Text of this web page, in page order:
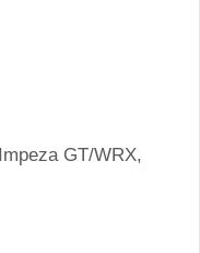
GT/WRX,